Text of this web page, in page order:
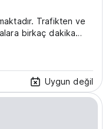
Trafikten ve
birkaç dakika
Uygun değil